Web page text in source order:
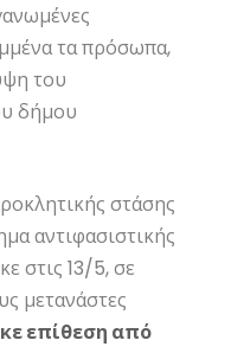
τα πρόσωπα,
του
δήμου
στάσης
αντιφασιστικής
στις 13/5, σε
μετανάστες
επίθεση από